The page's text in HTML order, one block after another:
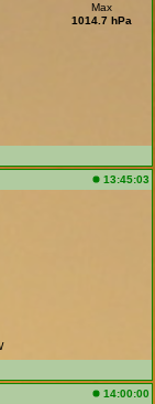
Max
1014.7 hPa
13:45:03
14:00:00